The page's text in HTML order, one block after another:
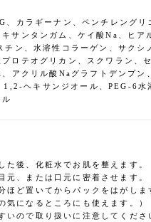
、カラギーナン、ペンチレングリ
サンタンガム、ケイ酸Na、ヒア
チン、水溶性コラーゲン、サクシ
ロテオグリカン、スクワラン、
、アクリル酸Naグラフトデンプン
ヘキサンジオール、PEG-6水
た後、化粧水でお肌を整えます。
元、または口元に密着させます。
ほど置いてからパックをはがしま
気になるところにも使えます。）
いので取り扱いに注意してくださ